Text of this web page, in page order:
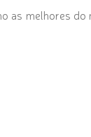
as melhores